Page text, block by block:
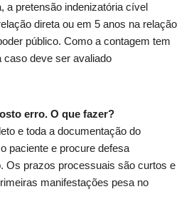
a pretensão indenizatória cível
direta ou em 5 anos na relação
público. Como a contagem tem
caso deve ser avaliado
erro. O que fazer?
e toda a documentação do
paciente e procure defesa
Os prazos processuais são curtos e
manifestações pesa no